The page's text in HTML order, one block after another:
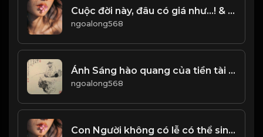
Cuộc đời này, đâu có giá như...! & Đạo
ngoalong568
Ánh Sáng hào quang của tiền tài danh lợi, quả là thứ ánh sáng coa sức hút ma mị! & Đạo
ngoalong568
Con Người không có lễ có thể sinh tồn, hành động không có lễ có thể thành, quốc gia không có lễ có thể yên ổn! Đạo